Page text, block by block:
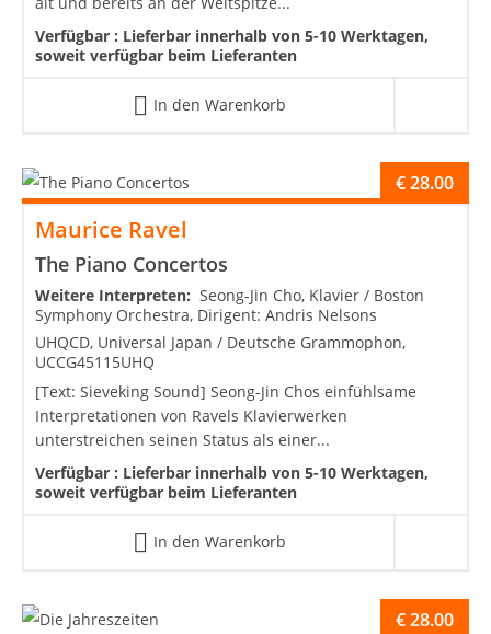
Verfügbar : Lieferbar innerhalb von 5-10 Werktagen,
soweit verfügbar beim Lieferanten
In den Warenkorb
Maurice Ravel
The Piano Concertos
€28.00
Weitere Interpreten: Seong-Jin Cho, Klavier / Boston
Symphony Orchestra, Dirigent: Andris Nelsons
UHQCD, Universal Japan / Deutsche Grammophon,
UCCG45115UHQ
[Text: Sieveking Sound] Seong-Jin Chos einfühlsame
Interpretationen von Ravels Klavierwerken
unterstreichen seinen Status als einer...
Verfügbar : Lieferbar innerhalb von 5-10 Werktagen,
soweit verfügbar beim Lieferanten
In den Warenkorb
€28.00